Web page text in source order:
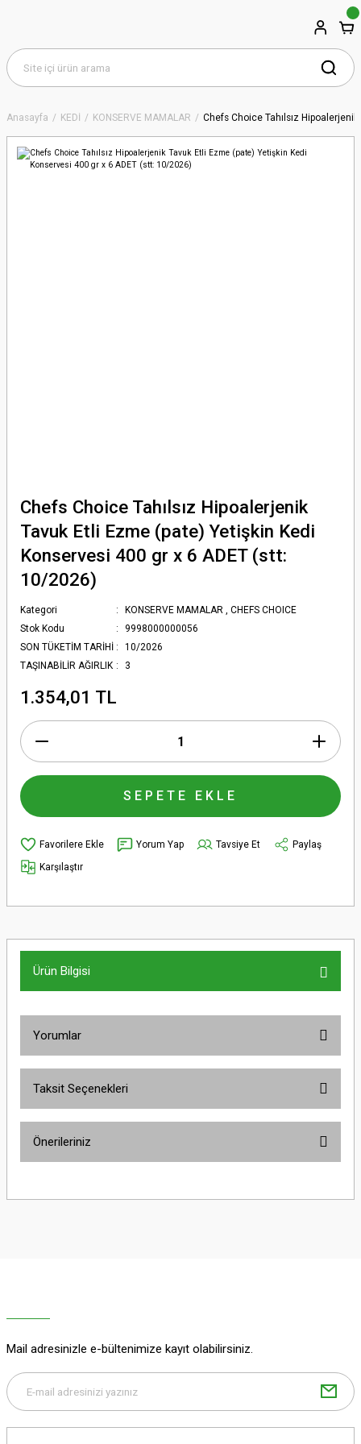
Anasayfa KEDİ KONSERVE MAMALAR Chefs Choice Tahılsız
Chefs Choice Tahılsız Hipoalerjenik
Tavuk Etli Ezme (pate) Yetişkin Kedi
Konservesi 400 gr x 6 ADET (stt:
10/2026)
Kategori KONSERVE MAMALAR ,CHEFS CHOICE
Stok Kodu
9998000000056
SON TÜKETİM TARİHİ
10/2026
TAŞINABİLİR AĞIRLIK
3
1.354,01 TL
SEPETE EKLE
Yorum Yap Tavsiye Et
Paylaş
Karşılaştır
Ürün Bilgisi
Yorumlar
Taksit Seçenekleri
Önerileriniz
yetersiz gördüğünüz noktaları öneri formunu kullanarak tarafımıza
Bu ürüne benzer farklı alternatifler olmalı.
Mail adresinizle e-bültenimize kayıt olabilirsiniz.